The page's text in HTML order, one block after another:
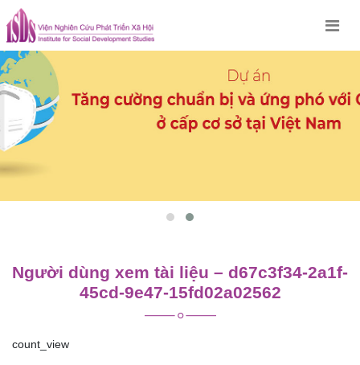
Skip
to
content
Người dùng xem tài liệu – d67c3f34-2a1f-
45cd-9e47-15fd02a02562
count_view